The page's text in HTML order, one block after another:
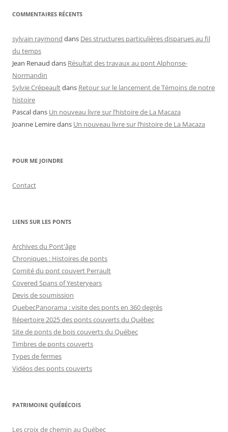
COMMENTAIRES RÉCENTS
sylvain raymond dans Des structures particulières disparues au fil
du temps
Jean Renaud dans Résultat des travaux au pont Alphonse-
Normandin
Sylvie Crépeaultdans Retour sur le lancement de Témoins de notre
histoire
Pascaldans Un nouveau livre sur l’histoire de La Macaza
Joanne Lemiredans Un nouveau livre sur l’histoire de La Macaza
POUR ME JOINDRE
Contact
LIENS SUR LES PONTS
Archives du Pont'âge
Chroniques : Histoires de ponts
Comité du pont couvert Perrault
Covered Spans of Yesteryears
Devis de soumission
QuebecPanorama : visite des ponts en 360 degrés
Répertoire 2025 des ponts couverts du Québec
Site de ponts de bois couverts du Québec
Timbres de ponts couverts
Types de fermes
Vidéos des ponts couverts
PATRIMOINE QUÉBÉCOIS
Les croix de chemin au Québec